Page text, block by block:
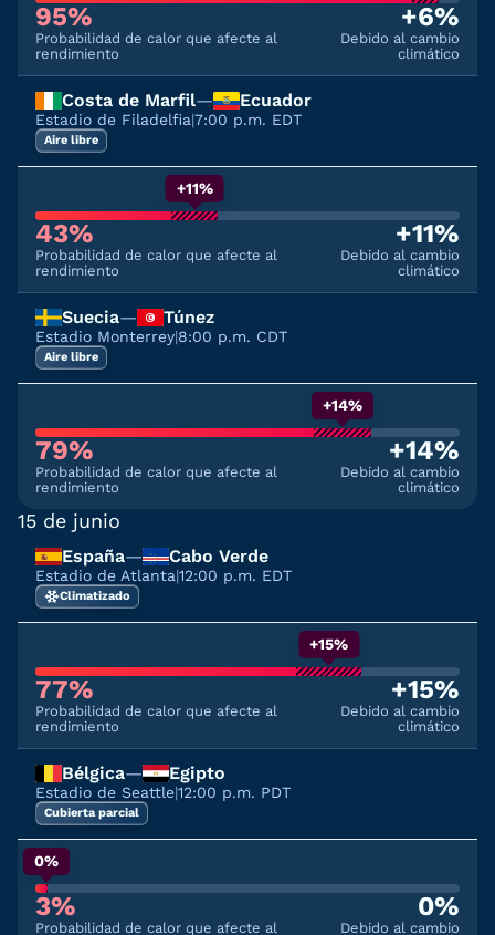
95%
Probabilidad de calor que afecte al
rendimiento
+6%
Debido al cambio
climático
Costa de Marfil— Ecuador
Estadio de Filadelfia|7:00 p.m. EDT
Aire libre
+11%
43%
Probabilidad de calor que afecte al
rendimiento
+11%
Debido al cambio
climático
Suecia— Túnez
Estadio Monterrey|8:00 p.m. CDT
Aire libre
+14%
79%
Probabilidad de calor que afecte al
rendimiento
+14%
Debido al cambio
climático
15 de junio
España— Cabo Verde
Estadio de Atlanta|12:00 p.m. EDT
Climatizado
+15%
77%
Probabilidad de calor que afecte al
rendimiento
+15%
Debido al cambio
climático
Bélgica— Egipto
Estadio de Seattle|12:00 p.m. PDT
Cubierta parcial
0%
3%
Probabilidad de calor que afecte al
0%
Debido al cambio